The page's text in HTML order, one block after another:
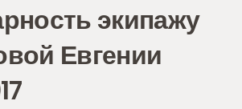
экипажу
Евгении